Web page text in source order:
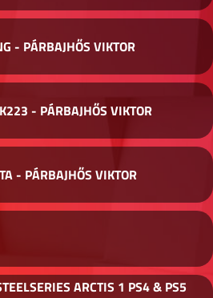
- PÁRBAJHŐS VIKTOR
- PÁRBAJHŐS VIKTOR
- PÁRBAJHŐS VIKTOR
ARCTIS 1 PS4 & PS5